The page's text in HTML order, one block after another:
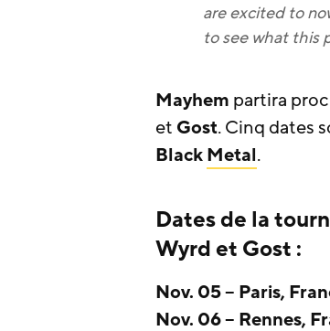
are excited to
to see what this
Mayhem partira
et Gost. Cinq dates
BlackMetal.
Dates de la
Wyrd et Gost :
Nov. 05 – Paris,
Nov. 06 – Rennes,